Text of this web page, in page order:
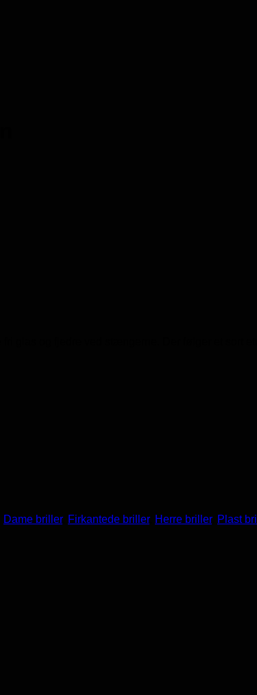
Dame briller, Firkantede briller, Herre briller, Plast